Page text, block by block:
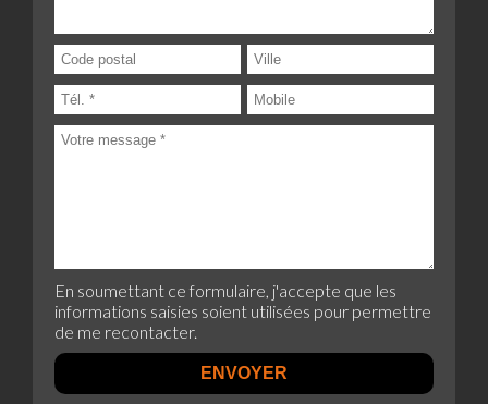
En soumettant ce formulaire, j'accepte que les
informations saisies soient utilisées pour permettre
de me recontacter.